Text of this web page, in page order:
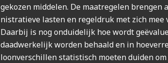
geko­zen mid­de­len. De maat­re­ge­len
ni­stra­tie­ve las­ten en regel­druk met zich mee
Daar­bij is nog ondui­de­lijk hoe wordt
daad­wer­ke­lijk wor­den behaald en in
loon­ver­schil­len sta­tis­tisch moe­ten dui­den